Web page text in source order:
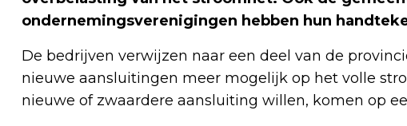
ondernemingsverenigingen hebben hun
De bedrijven verwijzen naar een deel van de
nieuwe aansluitingen meer mogelijk op het volle
nieuwe of zwaardere aansluiting willen, komen op